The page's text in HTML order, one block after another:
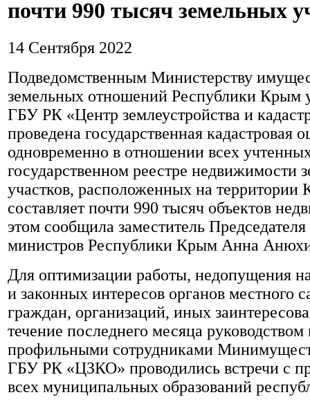
почти 990 тысяч земельных
14 Сентября 2022
Подведомственным Министерству
земельных отношений Республики Крым
ГБУ РК «Центр землеустройства и
проведена государственная кадастровая
одновременно в отношении всех
государственном реестре недвижимости
участков, расположенных на территории
составляет почти 990 тысяч объектов
этом сообщила заместитель
министров Республики Крым Анна
Для оптимизации работы, недопущения
и законных интересов органов местного
граждан, организаций, иных
течение последнего месяца руководством
профильными сотрудниками
ГБУ РК «ЦЗКО» проводились встречи с
всех муниципальных образований